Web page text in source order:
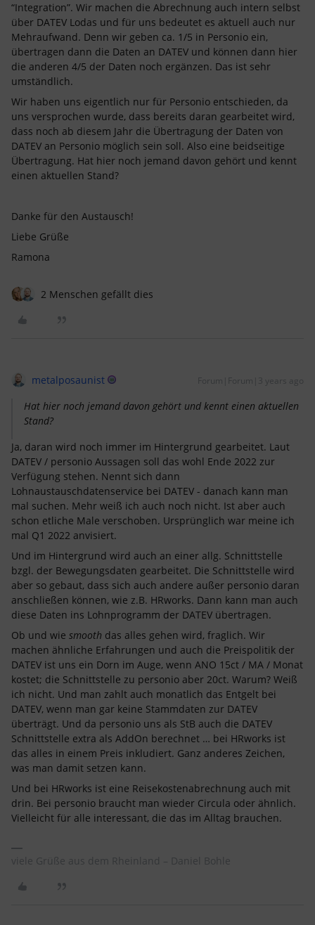
“Integration”. Wir machen die Abrechnung auch intern selbst
über DATEV Lodas und für uns bedeutet es aktuell auch nur
Mehraufwand. Denn wir geben ca. 1/5 in Personio ein,
übertragen dann die Daten an DATEV und können dann hier
die anderen 4/5 der Daten noch ergänzen. Das ist sehr
umständlich.
Wir haben uns eigentlich nur für Personio entschieden, da
uns versprochen wurde, dass bereits daran gearbeitet wird,
dass noch ab diesem Jahr die Übertragung der Daten von
DATEV an Personio möglich sein soll. Also eine beidseitige
Übertragung. Hat hier noch jemand davon gehört und kennt
einen aktuellen Stand?
Danke für den Austausch!
Liebe Grüße
Ramona
2 Menschen gefällt dies
metalposaunist Forum|Forum|3 years ago
Hat hier noch jemand davon gehört und kennt einen aktuellen
Stand?
Ja, daran wird noch immer im Hintergrund gearbeitet. Laut
DATEV / personio Aussagen soll das wohl Ende 2022 zur
Verfügung stehen. Nennt sich dann
Lohnaustauschdatenservice bei DATEV - danach kann man
mal suchen. Mehr weiß ich auch noch nicht. Ist aber auch
schon etliche Male verschoben. Ursprünglich war meine ich
mal Q1 2022 anvisiert.
Und im Hintergrund wird auch an einer allg. Schnittstelle
bzgl. der Bewegungsdaten gearbeitet. Die Schnittstelle wird
aber so gebaut, dass sich auch andere außer personio daran
anschließen können, wie z.B. HRworks. Dann kann man auch
diese Daten ins Lohnprogramm der DATEV übertragen.
Ob und wie smooth das alles gehen wird, fraglich. Wir
machen ähnliche Erfahrungen und auch die Preispolitik der
DATEV ist uns ein Dorn im Auge, wenn ANO 15ct / MA / Monat
kostet; die Schnittstelle zu personio aber 20ct. Warum? Weiß
ich nicht. Und man zahlt auch monatlich das Entgelt bei
DATEV, wenn man gar keine Stammdaten zur DATEV
überträgt. Und da personio uns als StB auch die DATEV
Schnittstelle extra als AddOn berechnet … bei HRworks ist
das alles in einem Preis inkludiert. Ganz anderes Zeichen,
was man damit setzen kann.
Und bei HRworks ist eine Reisekostenabrechnung auch mit
drin. Bei personio braucht man wieder Circula oder ähnlich.
Vielleicht für alle interessant, die das im Alltag brauchen.
viele Grüße aus dem Rheinland – Daniel Bohle